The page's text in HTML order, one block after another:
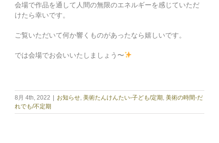
会場で作品を通して人間の無限のエネルギーを感じていただ
けたら幸いです。
ご覧いただいて何か響くものがあったなら嬉しいです。
では会場でお会いいたしましょう〜
8月 4th, 2022 | お知らせ, 美術たんけんたい-子ども/定期, 美術の時間-だ
れでも/不定期